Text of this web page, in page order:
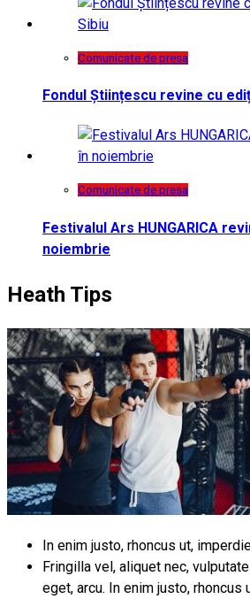
Comunicate de presa
Fondul Științescu revine cu
Comunicate de presa
Festivalul Ars HUNGARICA
noiembrie
Heath Tips
In enim justo, rhoncus ut,
Fringilla vel, aliquet nec,
eget, arcu. In enim justo, rhoncus